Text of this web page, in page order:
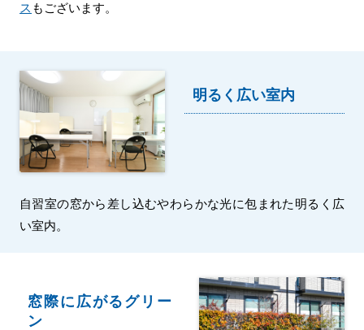
ス もございます。
明るく広い室内
自習室の窓から差し込むやわらかな光に包まれた明るく広
い室内。
窓際に広がるグリー
ン